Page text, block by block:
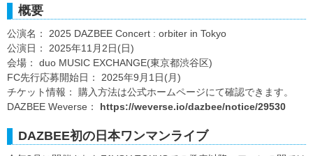
概要
公演名： 2025 DAZBEE Concert : orbiter in Tokyo
公演日： 2025年11月2日(日)
会場： duo MUSIC EXCHANGE(東京都渋谷区)
FC先行応募開始日： 2025年9月1日(月)
チケット情報： 購入方法は公式ホームページにて確認できます。
DAZBEE Weverse： https://weverse.io/dazbee/notice/29530
DAZBEE初の日本ワンマンライブ